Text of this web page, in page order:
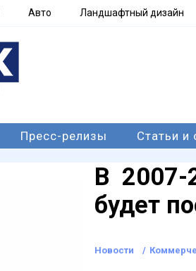
Авто Ландшафтный дизайн
Пресс-релизы Статьи и
В 2007-
будет
Новости /